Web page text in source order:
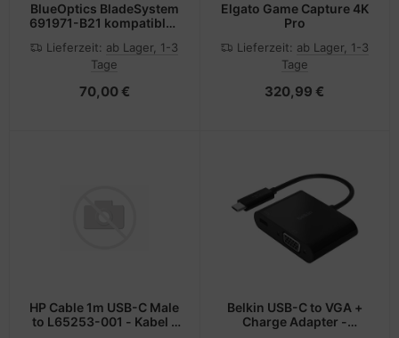
BlueOptics BladeSystem
691971-B21 kompatibles
0.5 Meter
BL464801GN0.5M30
Lieferzeit: ab Lager, 1-3
Tage
70,00 €
Elgato Game Capture 4K
Pro
Lieferzeit: ab Lager, 1-3
Tage
320,99 €
HP Cable 1m USB-C Male
to L65253-001 - Kabel -
Belkin USB-C to VGA +
Charge Adapter -